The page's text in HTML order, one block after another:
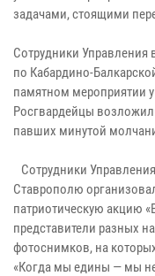
задачами, стоящими
Сотрудники
по Кабардино-
памятном мероприятии
Росгвардейцы
павших минутой
Сотрудники
Ставрополю
патриотическую акцию
представители разных
фотоснимков, на
«Когда мы едины — мы